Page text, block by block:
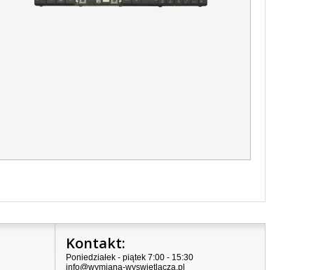
Kontakt:
Poniedziałek - piątek 7:00 - 15:30
info@wymiana-wyswietlacza.pl